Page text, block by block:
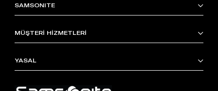
SAMSONITE
MÜŞTERİ HİZMETLERİ
YASAL